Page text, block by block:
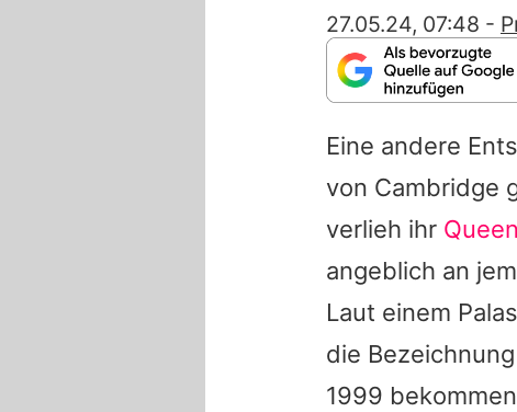
27.05.24, 07:48 -
Eine andere
von Cambridge
verlieh ihr
angeblich an
Laut einem
die
1999